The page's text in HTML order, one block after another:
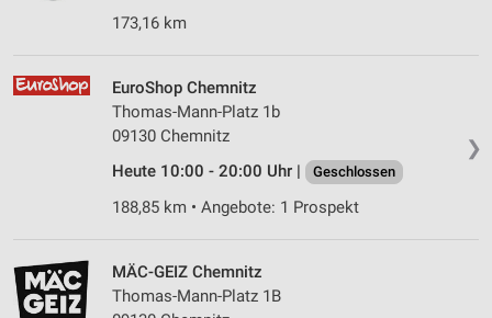
173,16 km
❯
EuroShop Chemnitz
Thomas-Mann-Platz 1b
09130 Chemnitz
Heute 10:00 - 20:00 Uhr |
Geschlossen
188,85 km • Angebote: 1 Prospekt
MÄC-GEIZ Chemnitz
Thomas-Mann-Platz 1B